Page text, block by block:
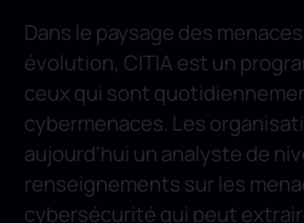
Dans le paysage des
évolution, C|TIA est un
ceux qui sont
cybermenaces. Les
aujourd’hui un analyste de
renseignements sur les
cybersécurité qui peut